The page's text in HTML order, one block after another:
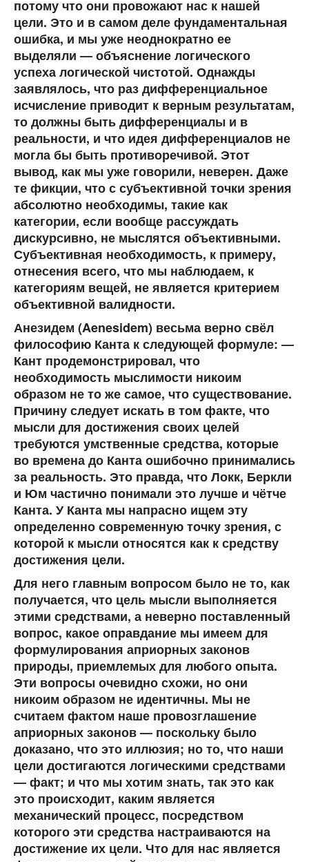
потому что они провожают нас к нашей
цели. Это и в самом деле фундаментальная
ошибка, и мы уже неоднократно ее
выделяли — объяснение логического
успеха логической чистотой. Однажды
заявлялось, что раз дифференциальное
исчисление приводит к верным результатам,
то должны быть дифференциалы и в
реальности, и что идея дифференциалов не
могла бы быть противоречивой. Этот
вывод, как мы уже говорили, неверен. Даже
те фикции, что с субъективной точки зрения
абсолютно необходимы, такие как
категории, если вообще рассуждать
дискурсивно, не мыслятся объективными.
Субъективная необходимость, к примеру,
отнесения всего, что мы наблюдаем, к
категориям вещей, не является критерием
объективной валидности.
Анезидем (Aenesidem) весьма верно свёл
философию Канта к следующей формуле: —
Кант продемонстрировал, что
необходимость мыслимости никоим
образом не то же самое, что существование.
Причину следует искать в том факте, что
мысли для достижения своих целей
требуются умственные средства, которые
во времена до Канта ошибочно принимались
за реальность. Это правда, что Локк, Беркли
и Юм частично понимали это лучше и чётче
Канта. У Канта мы напрасно ищем эту
определенно современную точку зрения, с
которой к мысли относятся как к средству
достижения цели.
Для него главным вопросом было не то, как
получается, что цель мысли выполняется
этими средствами, а неверно поставленный
вопрос, какое оправдание мы имеем для
формулирования априорных законов
природы, приемлемых для любого опыта.
Эти вопросы очевидно схожи, но они
никоим образом не идентичны. Мы не
считаем фактом наше провозглашение
априорных законов — поскольку было
доказано, что это иллюзия; но то, что наши
цели достигаются логическими средствами
— факт; и что мы хотим знать, так это как
это происходит, каким является
механический процесс, посредством
которого эти средства настраиваются на
достижение их цели. Что для нас является